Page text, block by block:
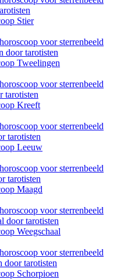
Stier
Tweelingen
Kreeft
Leeuw
Maagd
Weegschaal
Schorpioen